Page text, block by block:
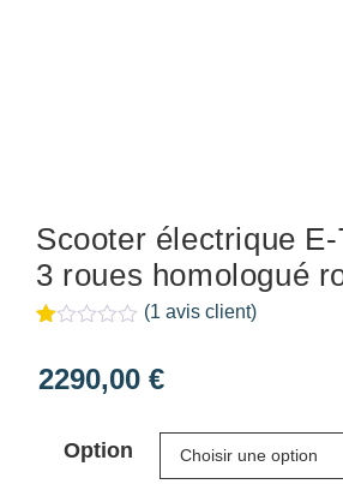
Scooter électrique
3 roues homologué
sur
notation
(1 avis client)
2290,00 €
Option